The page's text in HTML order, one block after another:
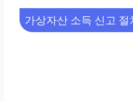
가상자산 소득 신고 절